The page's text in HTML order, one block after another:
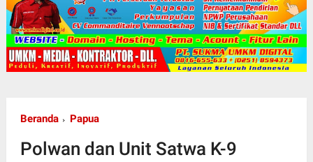
Beranda Papua
Polwan dan Unit Satwa K-9